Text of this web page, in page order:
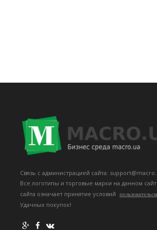
Связь с администрацией сайта:
Все логотипы и торговые марки на данном
сайта означает принятие условий
Удачных покупок!